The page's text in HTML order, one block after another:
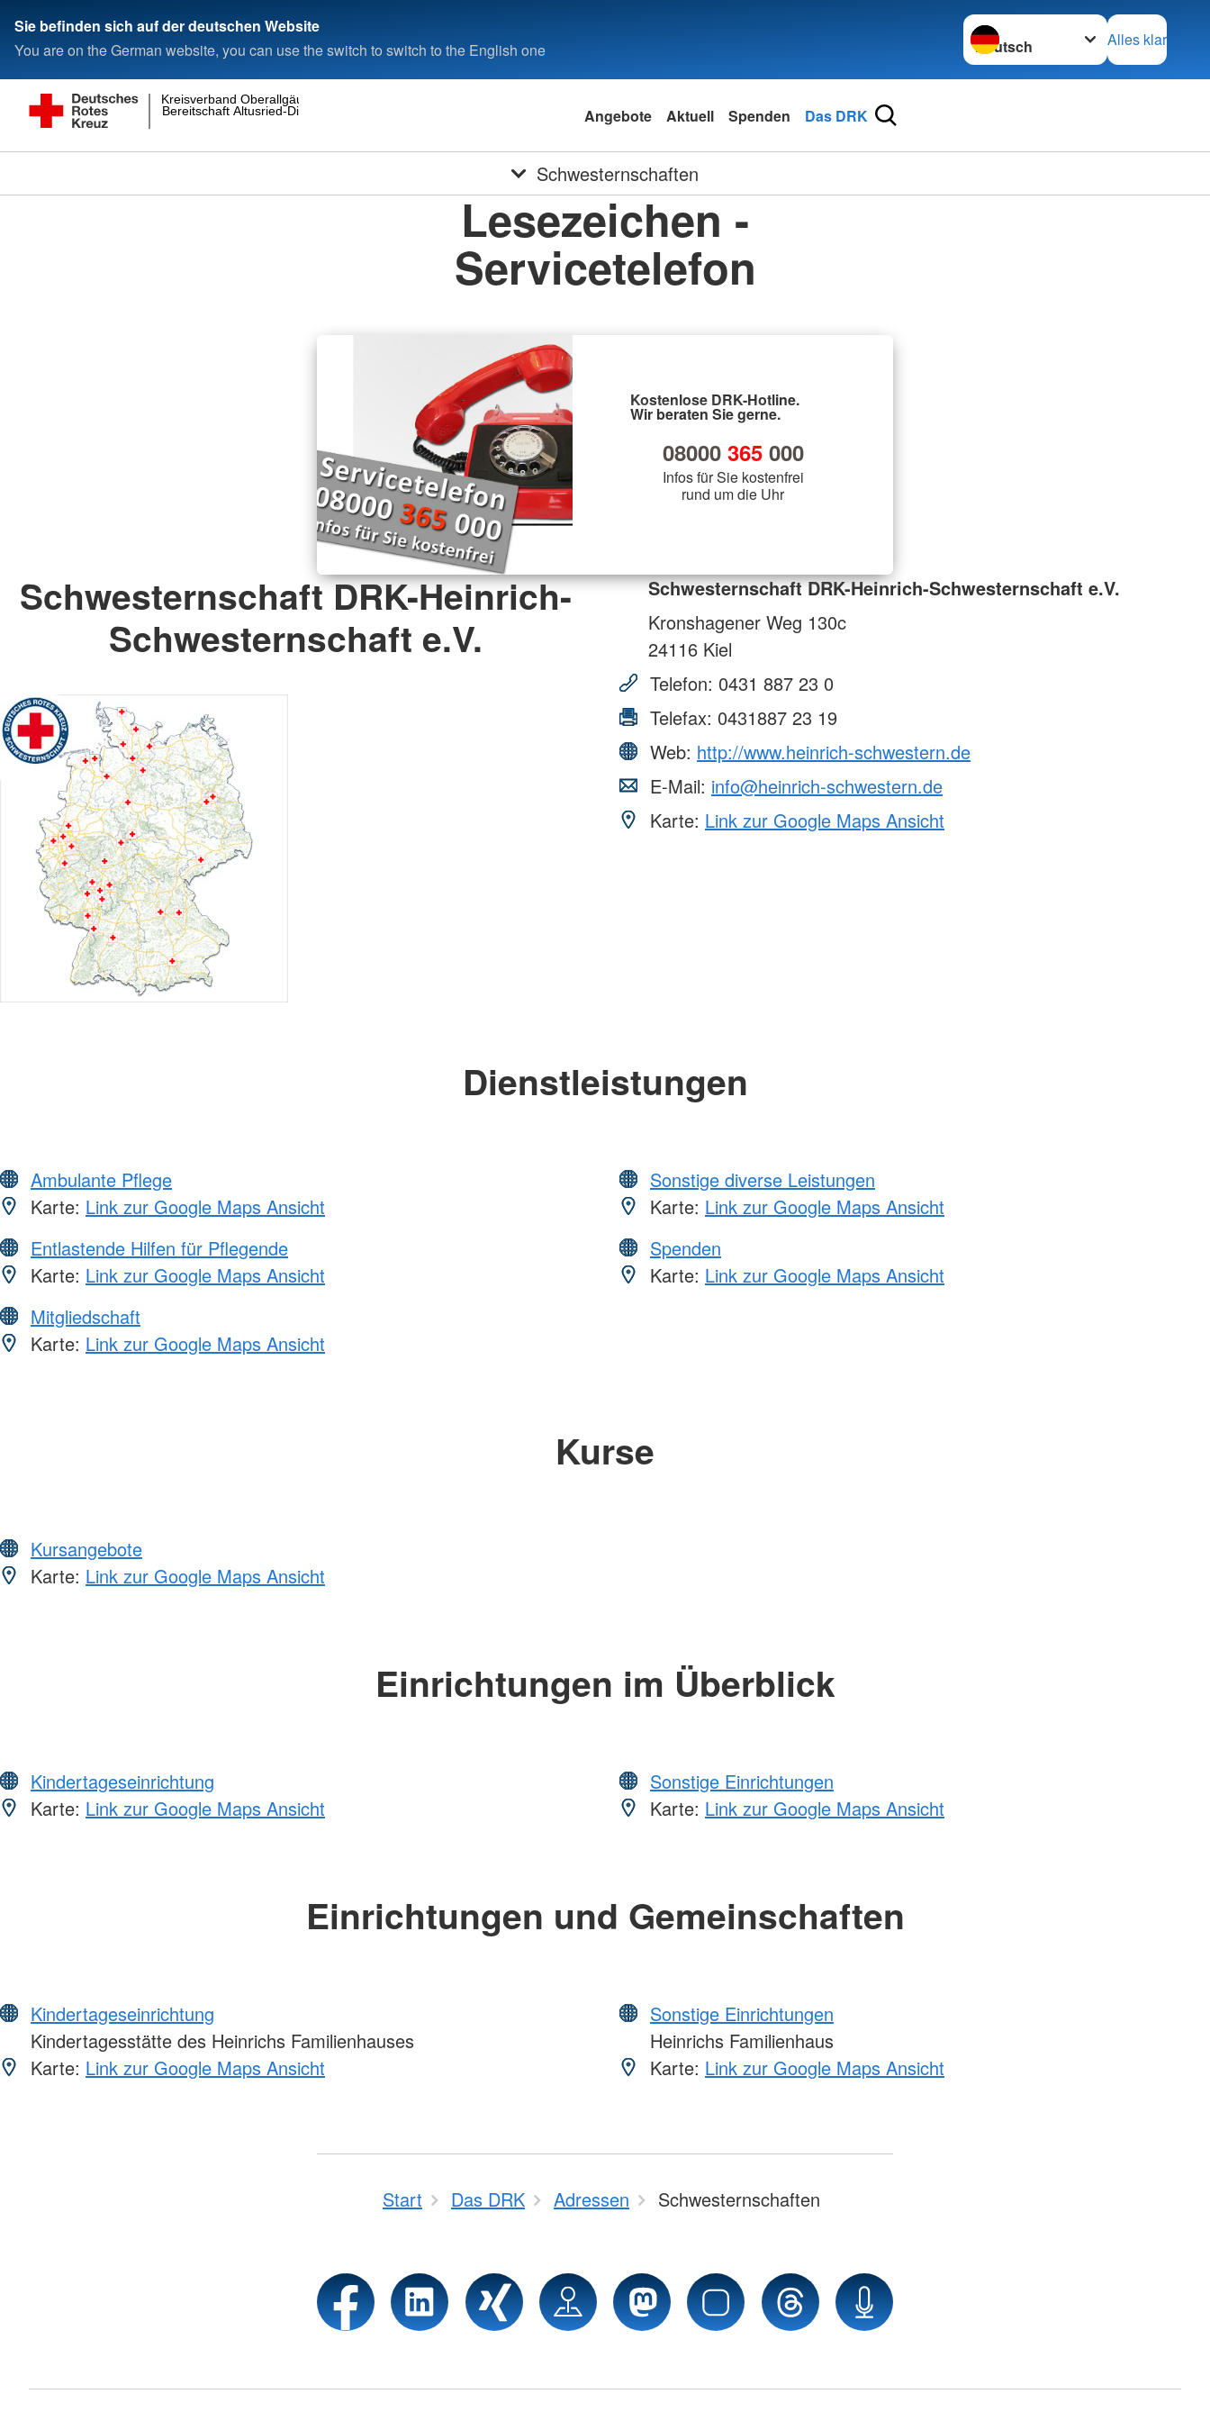
Sie befinden sich auf der deutschen Website
You are on the German website, you can use the switch to switch to the English one
Sprache wechseln zu
Alles klar
Bereitschaft Altusried-Dietmannsried
Kreisverband Oberallgäu
Angebote Aktuell Spenden Das DRK
Schwesternschaften
Lesezeichen -
Servicetelefon
Kostenlose DRK-Hotline.
Wir beraten Sie gerne.
08000 365000
Infos für Sie kostenfrei
rund um die Uhr
Schwesternschaft DRK-Heinrich-
Schwesternschaft e.V.
Schwesternschaft DRK-Heinrich-Schwesternschaft e.V.
Kronshagener Weg 130c
24116 Kiel
Telefon: 0431 887 23 0
Telefax: 0431887 23 19
Web: http://www.heinrich-schwestern.de
E-Mail: info@heinrich-schwestern.de
Karte: Link zur Google Maps Ansicht
Dienstleistungen
Ambulante Pflege
Karte: Link zur Google Maps Ansicht
Entlastende Hilfen für Pflegende
Karte: Link zur Google Maps Ansicht
Mitgliedschaft
Karte: Link zur Google Maps Ansicht
Sonstige diverse Leistungen
Karte: Link zur Google Maps Ansicht
Spenden
Karte: Link zur Google Maps Ansicht
Kurse
Kursangebote
Karte: Link zur Google Maps Ansicht
Einrichtungen im Überblick
Kindertageseinrichtung
Karte: Link zur Google Maps Ansicht
Sonstige Einrichtungen
Karte: Link zur Google Maps Ansicht
Einrichtungen und Gemeinschaften
Kindertageseinrichtung
Kindertagesstätte des Heinrichs Familienhauses
Karte: Link zur Google Maps Ansicht
Sonstige Einrichtungen
Heinrichs Familienhaus
Karte: Link zur Google Maps Ansicht
Start Das DRK Adressen Schwesternschaften